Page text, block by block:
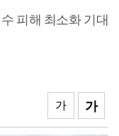
로 전환
시
피해 최소화 기대
가
가